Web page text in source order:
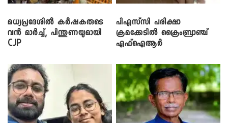
മധ്യപ്രദേശിൽ കർഷകരുടെ
വൻ മാർച്ച്, പിന്തുണയുമായി
CJP
പിഎസ്‌സി പരീക്ഷാ
ക്രമക്കേ‌ടിൽ ക്രൈംബ്രാഞ്ച്
എഫ്ഐആർ